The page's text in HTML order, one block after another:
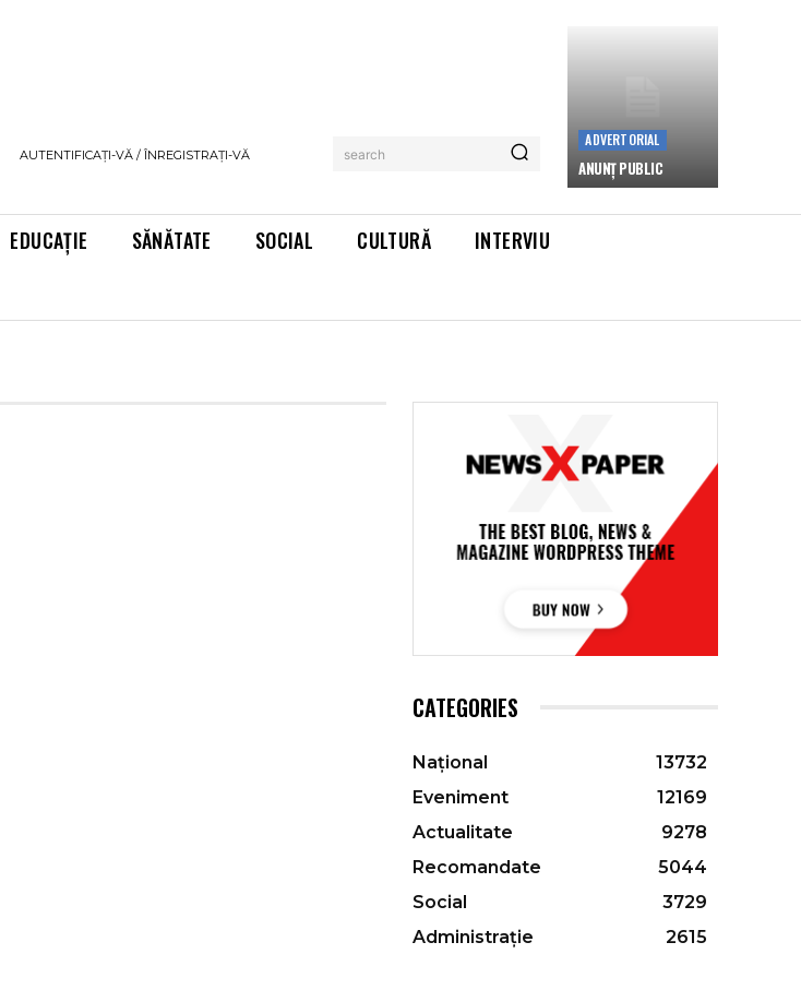
AUTENTIFICAȚI-VĂ / ÎNREGISTRAȚI-VĂ search
ADVERTORIAL
ANUNȚ PUBLIC
EDUCAȚIE SĂNĂTATE SOCIAL CULTURĂ
INTERVIU
CATEGORIES
Național
13732
Eveniment
12169
Actualitate
9278
Recomandate
5044
Social
3729
Administrație
2615